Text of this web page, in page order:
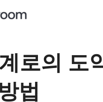
로의 도
법